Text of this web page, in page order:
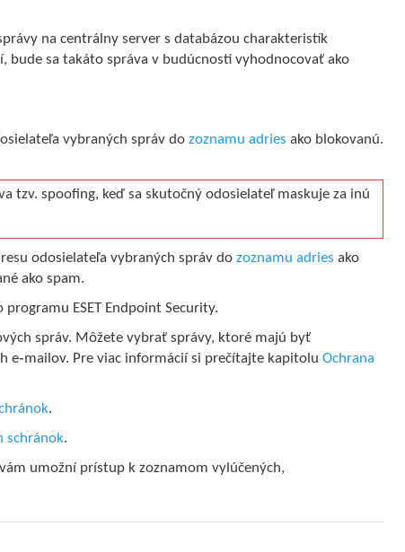
na centrálny server s databázou charakteristík
bude sa takáto správa v budúcnosti vyhodnocovať ako
vybraných správ dozoznamu adries ako blokovanú.
tzv. spoofing, keď sa skutočný odosielateľ maskuje za inú
odosielateľa vybraných správ dozoznamu adries ako
ako spam.
ESET Endpoint Security.
správ. Môžete vybrať správy, ktoré majú byť
e‑mailov. Pre viac informácií si prečítajte kapitoluOchrana
.
schránok.
umožní prístup k zoznamom vylúčených,